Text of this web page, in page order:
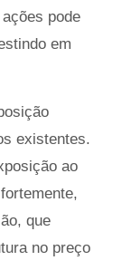
pode
em
existentes.
ao
que
no preço